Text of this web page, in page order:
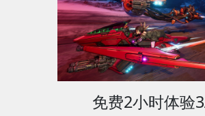
免费2小时体验